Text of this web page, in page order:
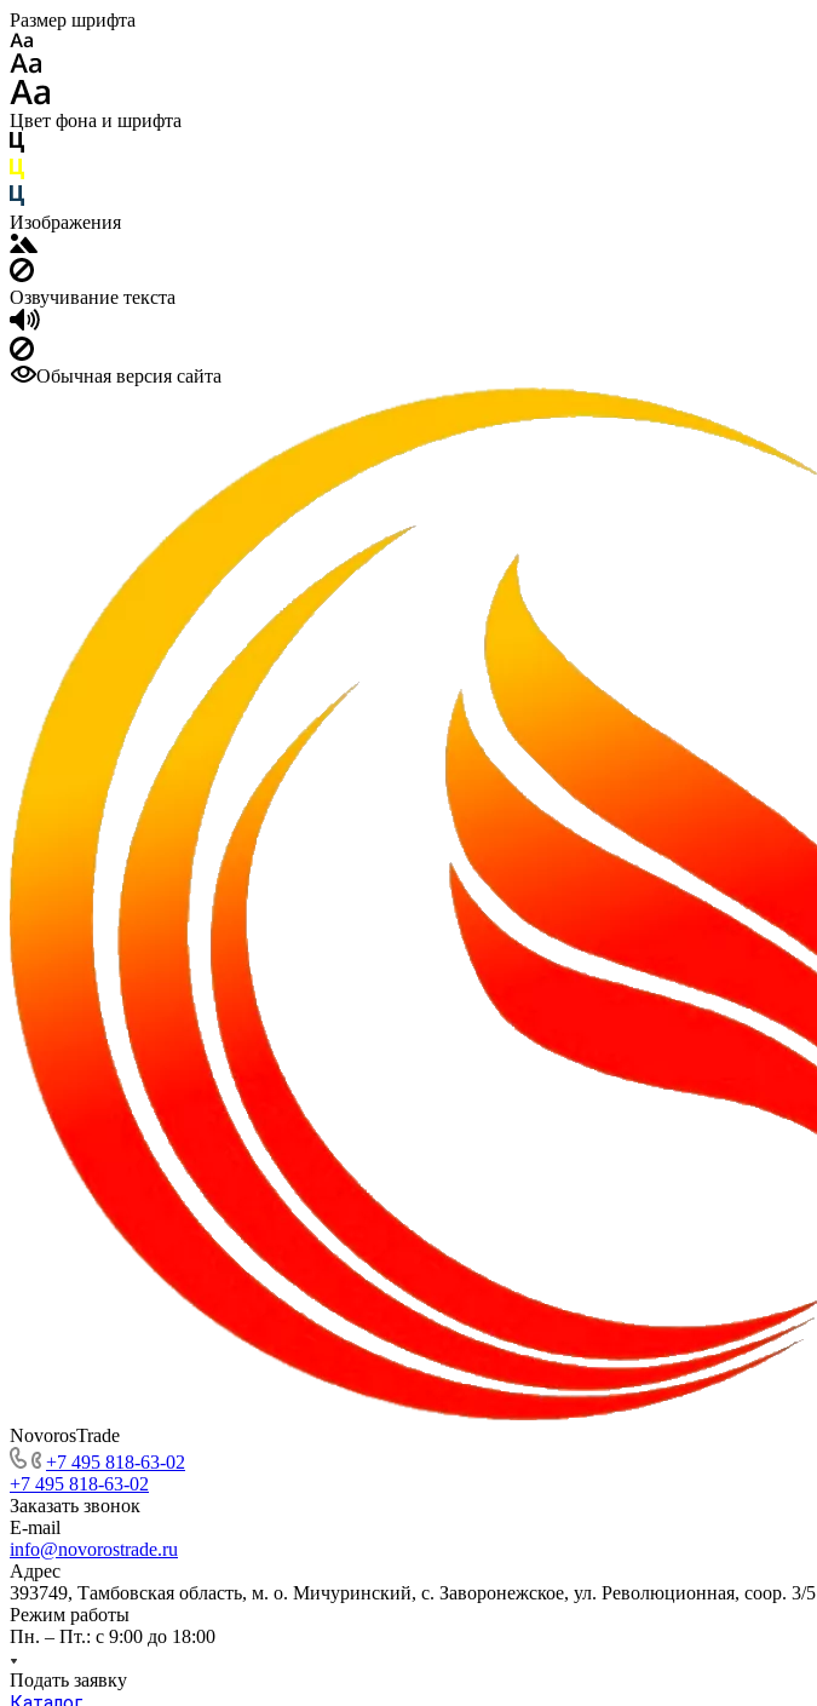
Размер шрифта
Цвет фона и шрифта
Изображения
Озвучивание текста
Обычная версия сайта
NovorosTrade
+7 495 818-63-02
+7 495 818-63-02
Заказать звонок
E-mail
info@novorostrade.ru
Адрес
393749, Тамбовская область, м. о. Мичуринский, с. Заворонежское, ул. Революционная, соор. 3/5
Режим работы
Пн. – Пт.: с 9:00 до 18:00
Подать заявку